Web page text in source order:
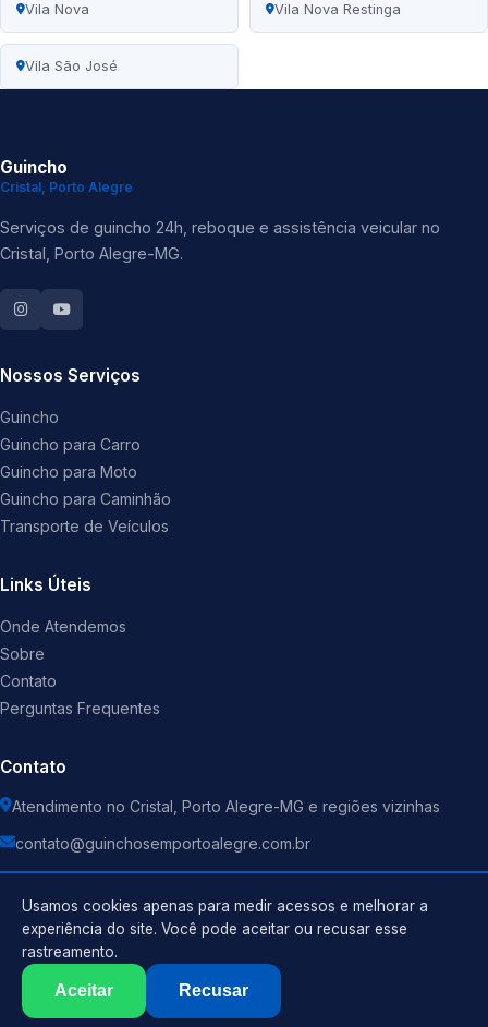
Vila Nova Vila Nova Restinga
Vila São José
Guincho
Cristal, Porto Alegre
Serviços de guincho 24h, reboque e assistência veicular no
Cristal, Porto Alegre-MG.
Nossos Serviços
Guincho
Guincho para Carro
Guincho para Moto
Guincho para Caminhão
Transporte de Veículos
Links Úteis
Onde Atendemos
Sobre
Contato
Perguntas Frequentes
Contato
Atendimento no Cristal, Porto Alegre-MG e regiões vizinhas
contato@guinchosemportoalegre.com.br
Guincho . Todos os direitos reservados.
Usamos cookies apenas para medir acessos e melhorar a
experiência do site. Você pode aceitar ou recusar esse
rastreamento.
Aceitar Recusar